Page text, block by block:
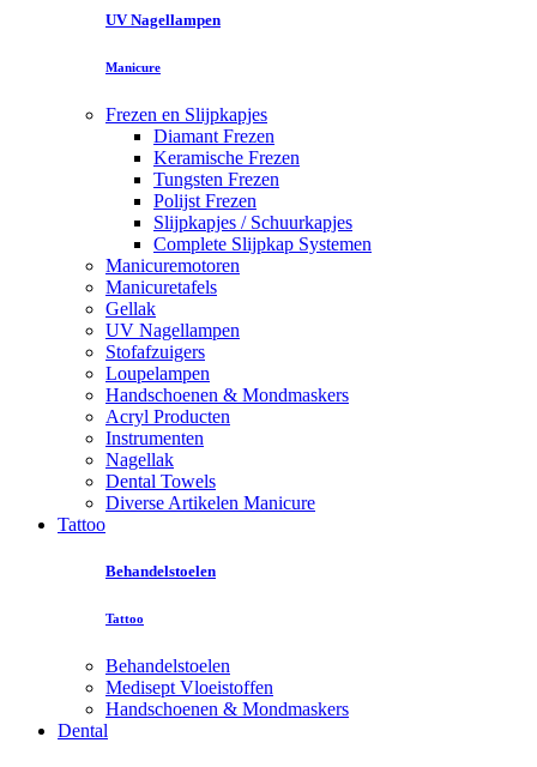
UV Nagellampen
Manicure
Frezen en Slijpkapjes
Diamant Frezen
Keramische Frezen
Tungsten Frezen
Polijst Frezen
Slijpkapjes / Schuurkapjes
Complete Slijpkap Systemen
Manicuremotoren
Manicuretafels
Gellak
UV Nagellampen
Stofafzuigers
Loupelampen
Handschoenen & Mondmaskers
Acryl Producten
Instrumenten
Nagellak
Dental Towels
Diverse Artikelen Manicure
Tattoo
Behandelstoelen
Tattoo
Behandelstoelen
Medisept Vloeistoffen
Handschoenen & Mondmaskers
Dental